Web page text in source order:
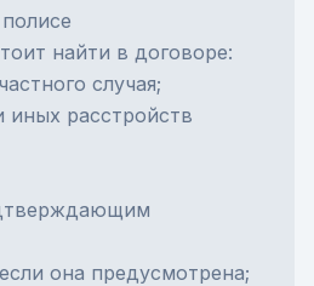
найти в договоре:
случая;
иных расстройств
она предусмотрена;